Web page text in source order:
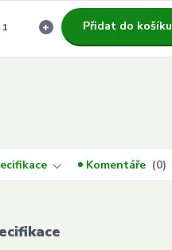
Přidat do košíku
Komentáře 0